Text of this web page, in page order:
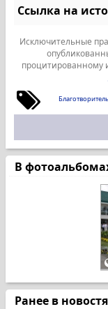
Ссылка на
Исключительные
процитированному
В
Ранее в